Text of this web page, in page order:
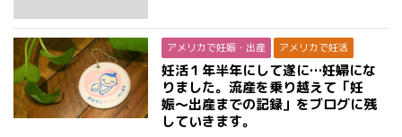
アメリカで妊娠・出産 アメリカで妊活
妊活１年半年にして遂に…妊婦にな
りました。流産を乗り越えて「妊
娠〜出産までの記録」をブログに残
していきます。